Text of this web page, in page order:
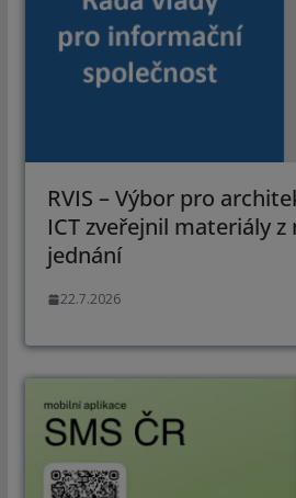
RVIS – Výbor pro
ICT zveřejnil materiály z
jednání
22.7.2026